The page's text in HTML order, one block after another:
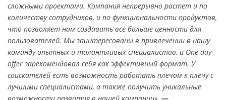
сложными проектами. Компания непрерывно растет и по
количеству сотрудников, и по функциональности продуктов,
что позволяет нам создавать все больше ценности для
пользователей. Мы заинтересованы в привлечении в нашу
команду опытных и талантливых специалистов, и One day
offer зарекомендовал себя как эффективный формат. У
соискателей есть возможность работать плечом к плечу с
лучшими специалистами, а также получить уникальные